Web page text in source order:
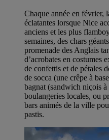
Chaque année en février,
éclatantes lorsque Nice
anciens et les plus
semaines, des chars
promenade des Anglais
d’acrobates en costumes
de confettis et de pétales
de socca (une crêpe à
bagnat (sandwich niçois à
boulangeries locales, ou
bars animés de la ville
pastis.